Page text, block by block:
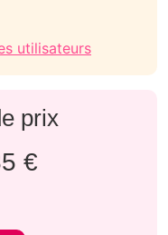
utilisateurs
prix
€